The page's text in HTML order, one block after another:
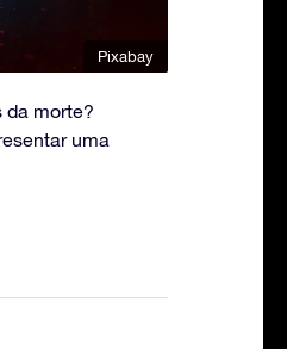
Pixabay
da morte?
uma